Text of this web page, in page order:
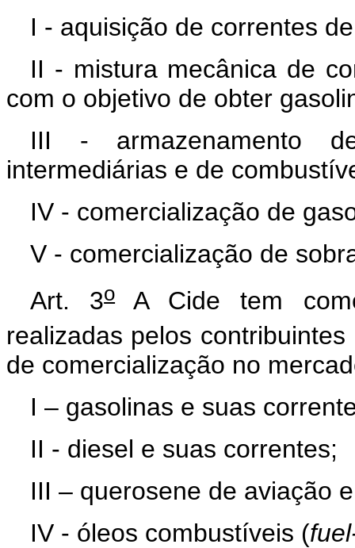
I - aquisição de correntes
II - mistura mecânica de
com o objetivo de obter
III - armazenamento
intermediárias e de
IV - comercialização de
V - comercialização de
Art. 3oA Cide tem
realizadas pelos
de comercialização no
I – gasolinas e suas
II - diesel e suas correntes;
III – querosene de aviação
IV - óleos combustíveis (